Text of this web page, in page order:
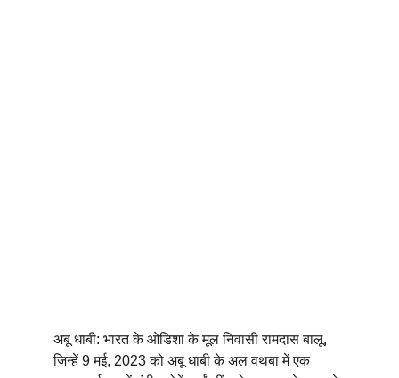
अबू धाबी: भारत के ओडिशा के मूल निवासी रामदास बालू,
जिन्हें 9 मई, 2023 को अबू धाबी के अल वथबा में एक